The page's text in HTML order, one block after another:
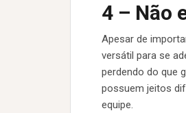
4 – Não
Apesar de
versátil para se
perdendo do que
possuem jeitos
equipe.